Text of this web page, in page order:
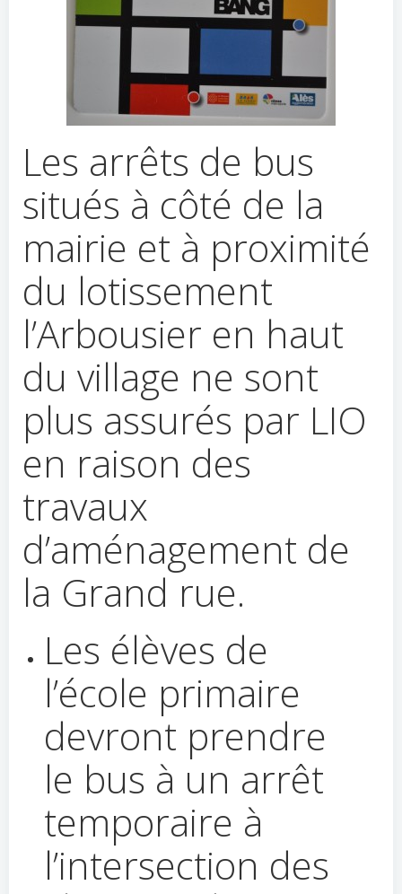
Les arrêts de bus
situés à côté de la
mairie et à proximité
du lotissement
l’Arbousier en haut
du village ne sont
plus assurés par LIO
en raison des
travaux
d’aménagement de
la Grand rue.
Les élèves de
l’école primaire
devront prendre
le bus à un arrêt
temporaire à
l’intersection des